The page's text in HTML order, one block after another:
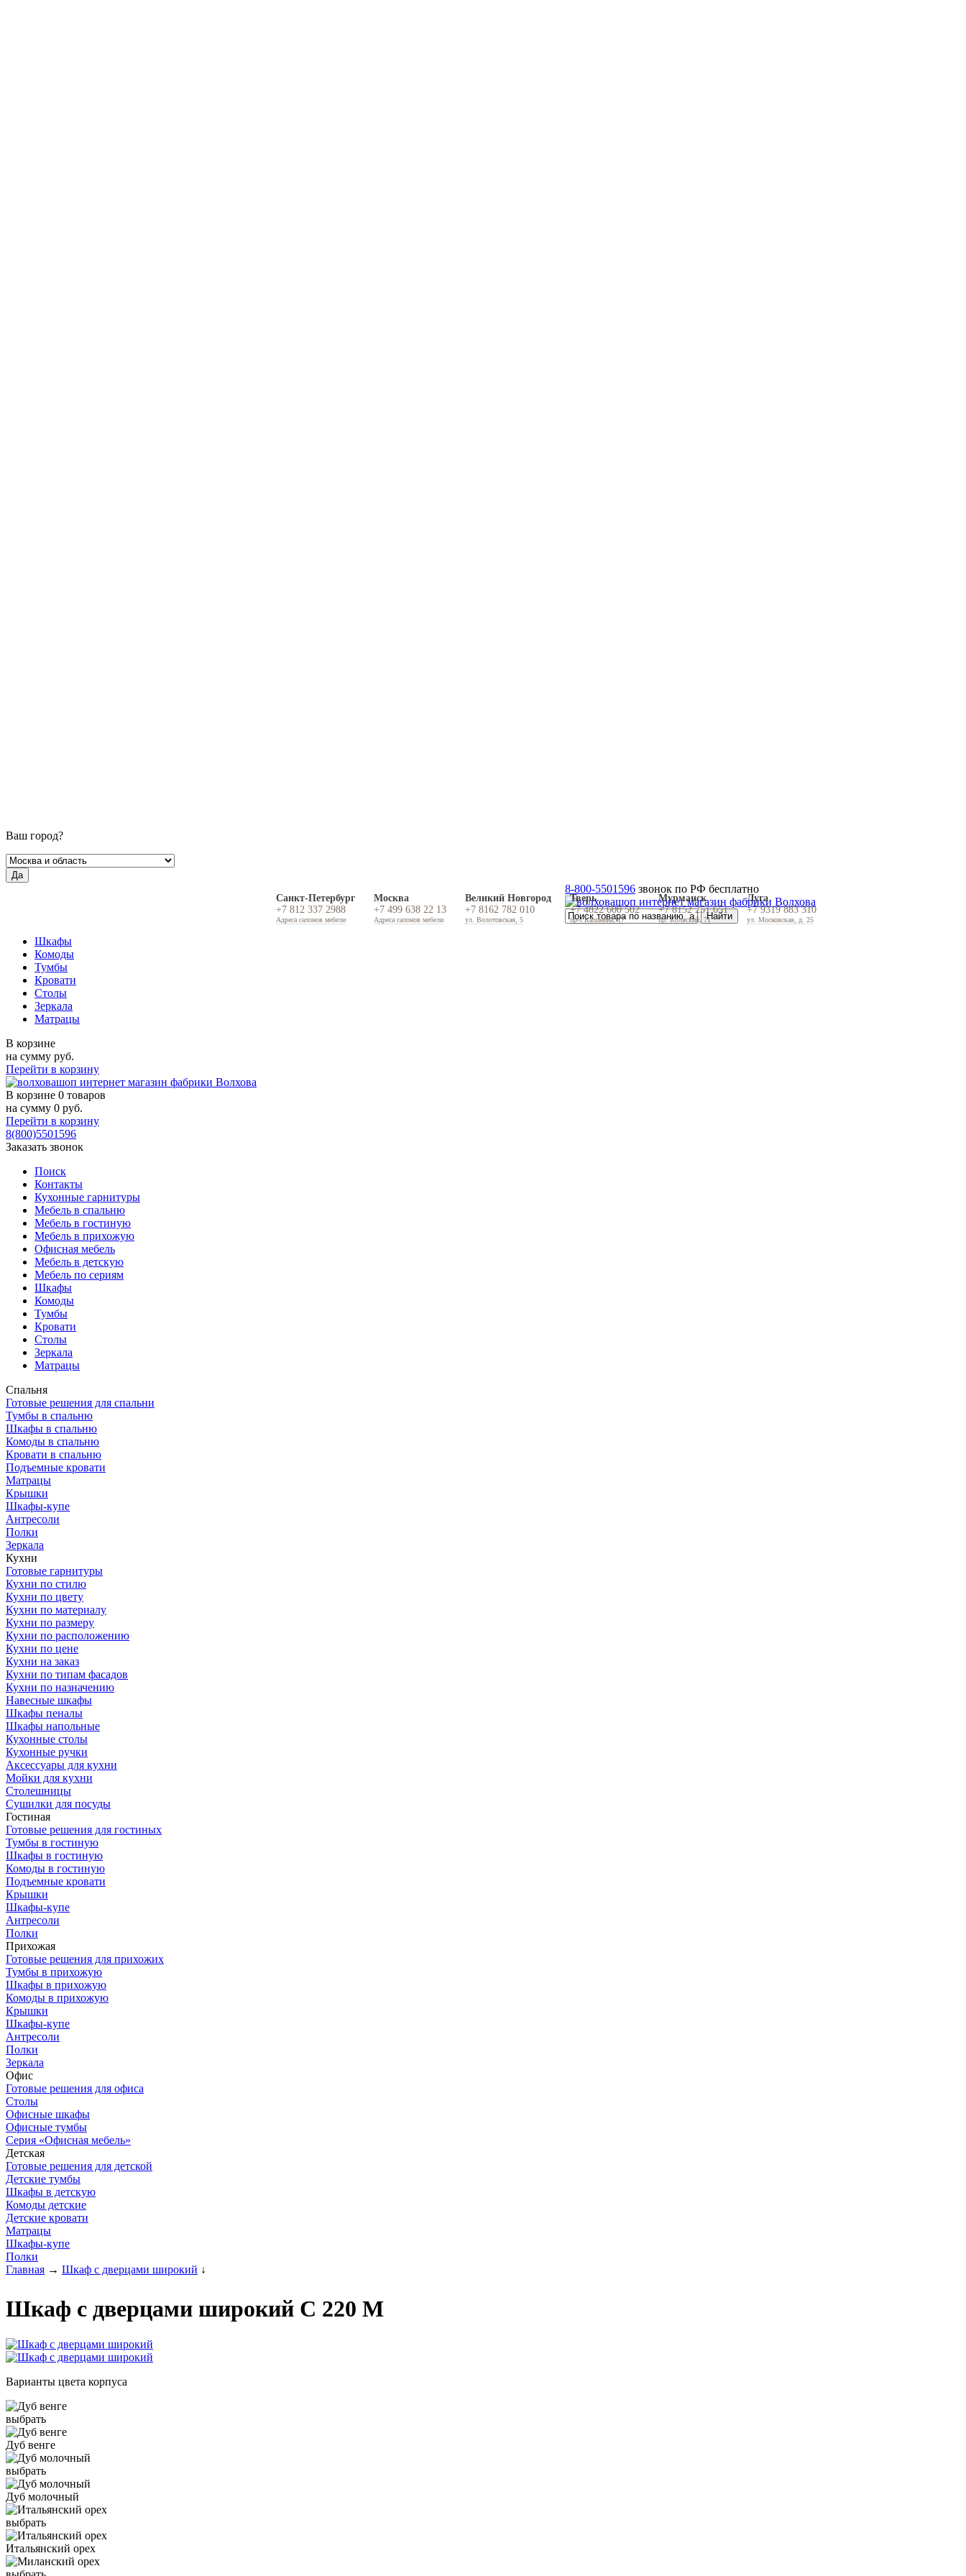
Ваш город?
Да
Санкт-Петербург
+7 812 337 2988
Адреса салонов мебели
Москва
+7 499 638 22 13
Адреса салонов мебели
Великий Новгород
+7 8162 782 010
ул. Волотовская, 5
Тверь
+7 4822 600 502
пр-т Калинина, 17
Мурманск
+7 8152 251 651
пр. Кольский, 71
Луга
+7 9319 883 310
ул. Московская, д. 25
8-800-5501596 звонок по РФ бесплатно
Шкафы
Комоды
Тумбы
Кровати
Столы
Зеркала
Матрацы
В корзине
на сумму руб.
Перейти в корзину
В корзине 0 товаров
на сумму 0 руб.
Перейти в корзину
8(800)5501596
Заказать звонок
Поиск
Контакты
Кухонные гарнитуры
Мебель в спальню
Мебель в гостиную
Мебель в прихожую
Офисная мебель
Мебель в детскую
Мебель по сериям
Шкафы
Комоды
Тумбы
Кровати
Столы
Зеркала
Матрацы
Спальня
Готовые решения для спальни
Тумбы в спальню
Шкафы в спальню
Комоды в спальню
Кровати в спальню
Подъемные кровати
Матрацы
Крышки
Шкафы-купе
Антресоли
Полки
Зеркала
Кухни
Готовые гарнитуры
Кухни по стилю
Кухни по цвету
Кухни по материалу
Кухни по размеру
Кухни по расположению
Кухни по цене
Кухни на заказ
Кухни по типам фасадов
Кухни по назначению
Навесные шкафы
Шкафы пеналы
Шкафы напольные
Кухонные столы
Кухонные ручки
Аксессуары для кухни
Мойки для кухни
Столешницы
Сушилки для посуды
Гостиная
Готовые решения для гостиных
Тумбы в гостиную
Шкафы в гостиную
Комоды в гостиную
Подъемные кровати
Крышки
Шкафы-купе
Антресоли
Полки
Прихожая
Готовые решения для прихожих
Тумбы в прихожую
Шкафы в прихожую
Комоды в прихожую
Крышки
Шкафы-купе
Антресоли
Полки
Зеркала
Офис
Готовые решения для офиса
Столы
Офисные шкафы
Офисные тумбы
Серия «Офисная мебель»
Детская
Готовые решения для детской
Детские тумбы
Шкафы в детскую
Комоды детские
Детские кровати
Матрацы
Шкафы-купе
Полки
Главная → Шкаф с дверцами широкий ↓
Шкаф с дверцами широкий С 220 М
Варианты цвета корпуса
выбрать
Дуб венге
выбрать
Дуб молочный
выбрать
Итальянский орех